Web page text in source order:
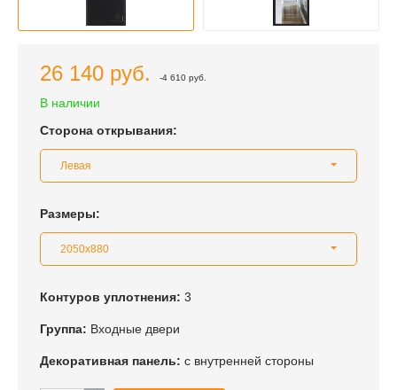
26 140 руб. -4 610 руб.
В наличии
Сторона открывания:
Левая
Размеры:
2050x880
Контуров уплотнения: 3
Группа: Входные двери
Декоративная панель: с внутренней стороны